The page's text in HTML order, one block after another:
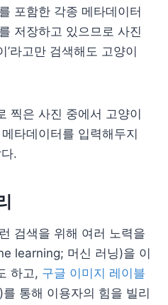
포함한 각종 메타데이터
저장하고 있으므로 사진
’라고만 검색해도 고양이
찍은 사진 중에서 고양이
타데이터를 입력해두지
.
검색을 위해 여러 노력을
learning; 머신 러닝)을 이
하고, 구글 이미지 레이블
통해 이용자의 힘을 빌리